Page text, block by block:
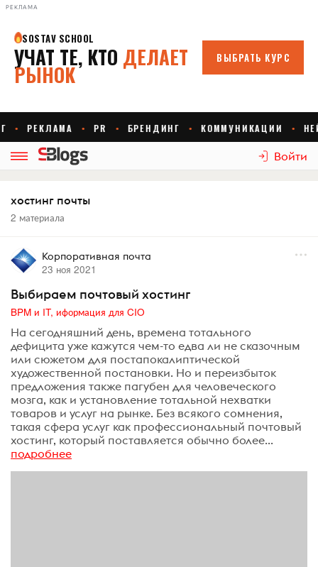
РЕКЛАМА
Войти
хостинг почты
2 материала
Корпоративная почта
23 ноя 2021
Выбираем почтовый хостинг
BPM и IT, иформация для CIO
На сегодняшний день, времена тотального
дефицита уже кажутся чем-то едва ли не сказочным
или сюжетом для постапокалиптической
художественной постановки. Но и переизбыток
предложения также пагубен для человеческого
мозга, как и установление тотальной нехватки
товаров и услуг на рынке. Без всякого сомнения,
такая сфера услуг как профессиональный почтовый
хостинг, который поставляется обычно более...
подробнее